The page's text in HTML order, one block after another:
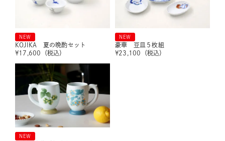
NEW
KOJIKA 夏の晩酌セット
¥17,600 （税込）
NEW
豪華 豆皿５枚組
¥23,100 （税込）
NEW